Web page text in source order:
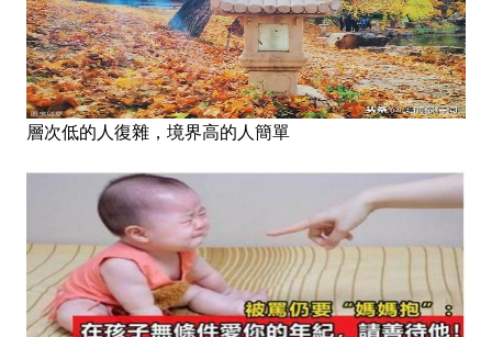
層次低的人復雜，境界高的人簡單